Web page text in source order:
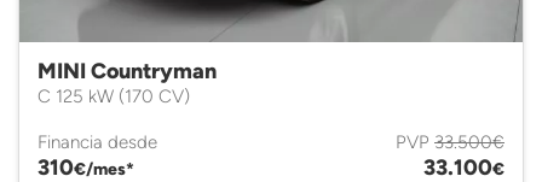
MINI Countryman
C 125 kW (170 CV)
Financia desde
310€/mes*
PVP 33.500€
33.100€